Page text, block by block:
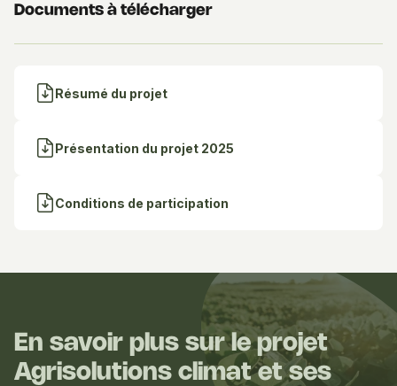
Documents à télécharger
Résumé du projet
Présentation du projet 2025
Conditions de participation
En savoir plus sur le projet
Agrisolutions climat et ses